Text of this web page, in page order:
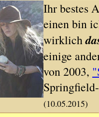
Ihr bestes
einen bin
wirklich
einige
von 2003,
(10.05.2015)